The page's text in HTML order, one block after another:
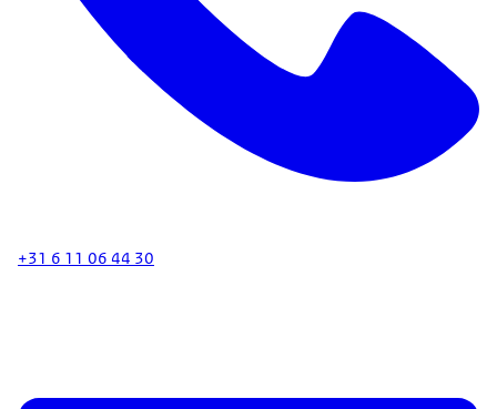
+31 6 11 06 44 30